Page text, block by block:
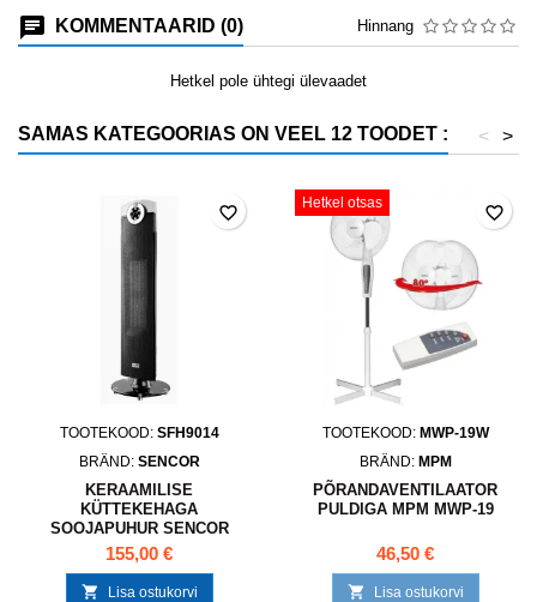
KOMMENTAARID (0) Hinnang
Hetkel pole ühtegi ülevaadet
SAMAS KATEGOORIAS ON VEEL 12 TOODET : >
<
TOOTEKOOD: SFH9014
BRÄND: SENCOR
KERAAMILISE
KÜTTEKEHAGA
SOOJAPUHUR SENCOR
SFH9014
155,00 €
 Lisa ostukorvi
favorite_border Hetkel otsas
TOOTEKOOD: MWP-19W
BRÄND: MPM
PÕRANDAVENTILAATOR
PULDIGA MPM MWP-19
46,50 €
 Lisa ostukorvi
favorite_border